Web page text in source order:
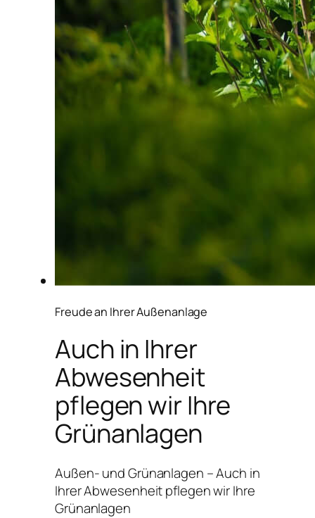
Freude an Ihrer Außenanlage
Auch in Ihrer
Abwesenheit
pflegen wir Ihre
Grünanlagen
Außen- und Grünanlagen – Auch in
Ihrer Abwesenheit pflegen wir Ihre
Grünanlagen